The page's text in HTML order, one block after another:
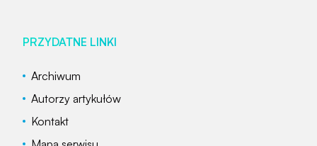
PRZYDATNE LINKI
Archiwum
Autorzy artykułów
Kontakt